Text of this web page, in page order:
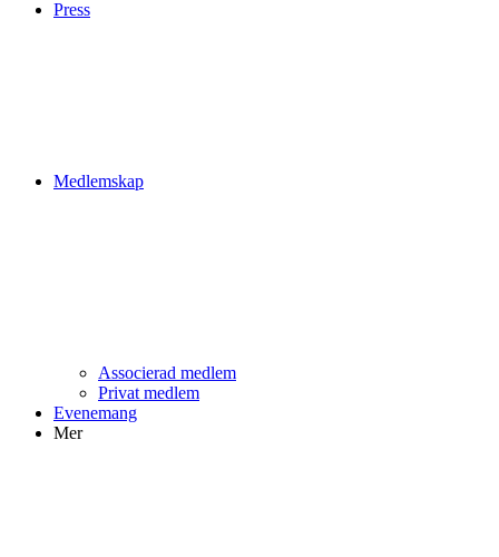
Press
Medlemskap
Associerad medlem
Privat medlem
Evenemang
Mer